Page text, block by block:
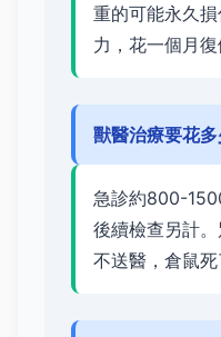
重的可能永久
力，花一個月復
獸醫治療要花多
急診約800-
後續檢查另計
不送醫，倉鼠死